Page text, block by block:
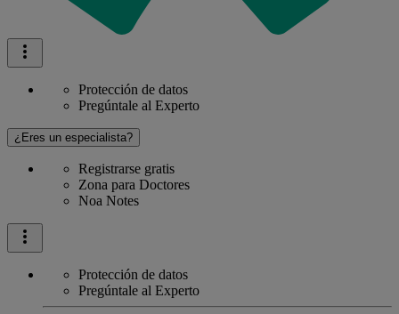
Protección de datos
Pregúntale al Experto
¿Eres un especialista?
Registrarse gratis
Zona para Doctores
Noa Notes
Protección de datos
Pregúntale al Experto